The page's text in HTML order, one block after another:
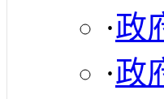
·政
·政